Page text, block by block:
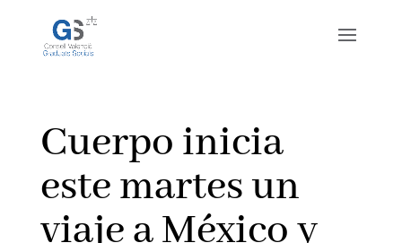
Cuerpo inicia
este martes un
viaje a México y